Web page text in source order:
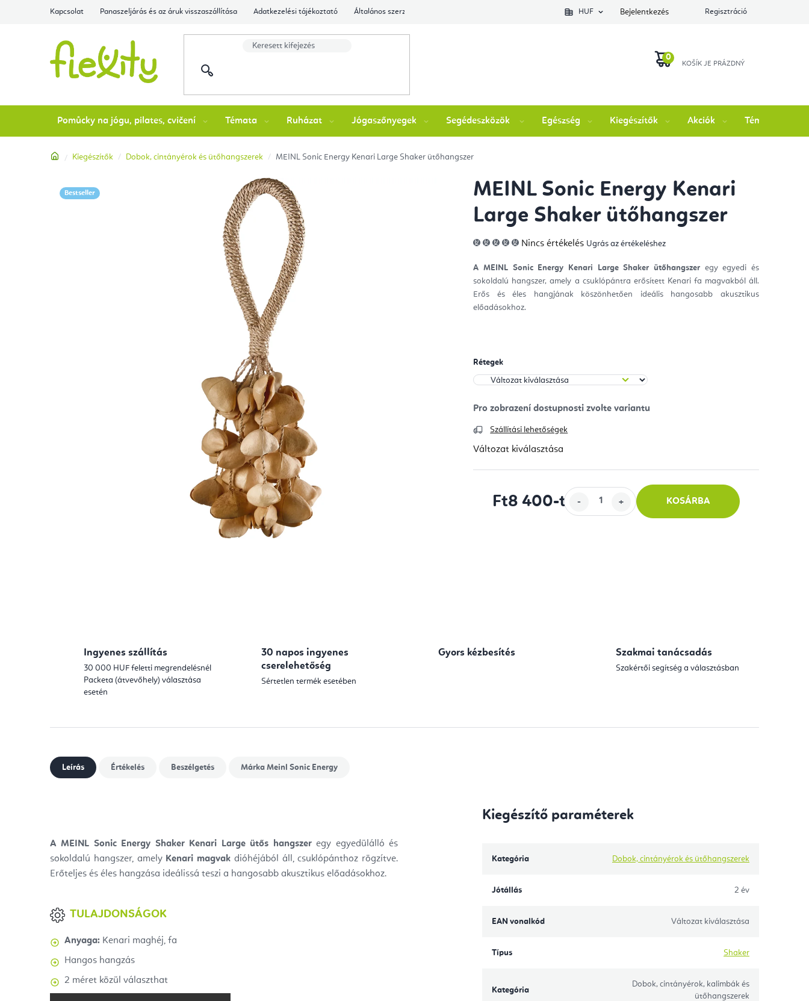
Kapcsolat Panaszeljárás és az áruk visszaszállítása Adatkezelési tájékoztató Általános szerződési feltételek Ellenőrizze a rendelés állapotátHUF Bejelentkezés Regisztráció
Pomůcky na jógu, pilates, cvičení Témata Ruházat Jógaszőnyegek Segédeszközök Egészség Kiegészítők Akciók Témák
Kezdőlap
Kiegészítők Dobok, cintányérok és ütőhangszerek MEINL Sonic Energy Kenari Large Shaker ütőhangszer
MEINL Sonic Energy Kenari
Large Shaker ütőhangszer
A
termék
5-
0,0
csillag.
Nincs értékelés Ugrás az értékeléshez
A MEINL Sonic Energy Kenari Large Shaker ütőhangszer egy egyedi és
sokoldalú hangszer, amely a csuklópántra erősített Kenari fa magvakból áll.
Erős és éles hangjának köszönhetően ideális hangosabb akusztikus
előadásokhoz.
Rétegek
Szállítási lehetőségek
Változat kiválasztása
Ft8 400-tól KOSÁRBA
Bestseller
Ingyenes szállítás
30 000 HUF feletti megrendelésnél
Packeta (átvevőhely) választása
esetén
30 napos ingyenes
cserelehetőség
Sértetlen termék esetében
Gyors kézbesítés Szakmai tanácsadás
Szakértői segítség a választásban
Leírás Értékelés Beszélgetés Márka Meinl Sonic Energy
A MEINL Sonic Energy Shaker Kenari Large ütős hangszeregy egyedülálló és
sokoldalú hangszer, amely Kenari magvak dióhéjából áll, csuklópánthoz rögzítve.
Erőteljes és éles hangzása ideálissá teszi a hangosabb akusztikus előadásokhoz.
TULAJDONSÁGOK
Anyaga: Kenari maghéj, fa
Hangos hangzás
2 méret közül választhat
Kiegészítő paraméterek
Kategória Dobok, cintányérok és ütőhangszerek
Jótállás 2 év
EAN vonalkód Változat kiválasztása
Típus Shaker
Kategória
Dobok, cintányérok, kalimbák és
ütőhangszerek